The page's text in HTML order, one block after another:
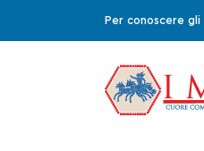
Per conoscere gli